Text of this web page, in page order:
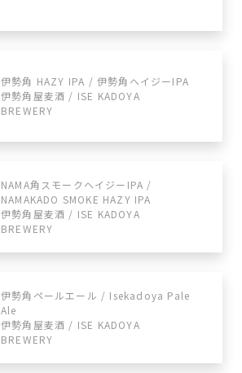
伊勢角 HAZY IPA / 伊勢角ヘイジーIPA
伊勢角屋麦酒 / ISE KADOYA
BREWERY
NAMA角スモークヘイジーIPA /
NAMAKADO SMOKE HAZY IPA
伊勢角屋麦酒 / ISE KADOYA
BREWERY
伊勢角ペールエール / Isekadoya Pale
Ale
伊勢角屋麦酒 / ISE KADOYA
BREWERY